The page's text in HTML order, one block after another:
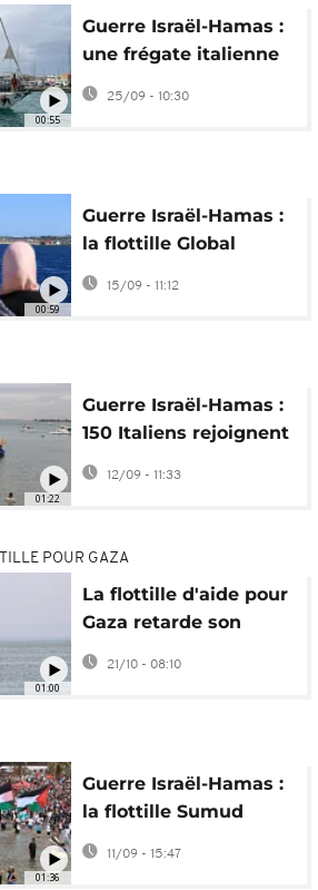
00:55
Guerre Israël-Hamas :
une frégate italienne
au secours d'un
convoi pour Gaza
25/09 - 10:30
00:59
Guerre Israël-Hamas :
la flottille Global
Sumud quitte la
Tunisie pour Gaza
15/09 - 11:12
01:22
Guerre Israël-Hamas :
150 Italiens rejoignent
la Flottille Sumud
pour Gaza
12/09 - 11:33
01:00
POUR GAZA
La flottille d'aide pour
Gaza retarde son
départ après des
attaques signalées.
21/10 - 08:10
01:36
Guerre Israël-Hamas :
la flottille Sumud
repousse son départ
11/09 - 15:47